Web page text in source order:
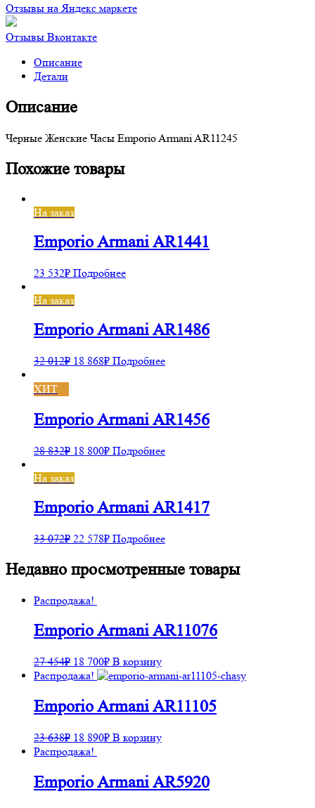
Отзывы на Яндекс маркете
Отзывы Вконтакте
Описание
Детали
Описание
Черные Женские Часы Emporio Armani AR11245
Похожие товары
На заказ
Emporio Armani AR1441
23 532₽ Подробнее
На заказ
Emporio Armani AR1486
32 012₽ 18 868₽ Подробнее
ХИТ
Emporio Armani AR1456
28 832₽ 18 800₽ Подробнее
На заказ
Emporio Armani AR1417
33 072₽ 22 578₽ Подробнее
Недавно просмотренные товары
Распродажа!
Emporio Armani AR11076
27 454₽ 18 700₽ В корзину
Распродажа!
Emporio Armani AR11105
23 638₽ 18 890₽ В корзину
Распродажа!
Emporio Armani AR5920